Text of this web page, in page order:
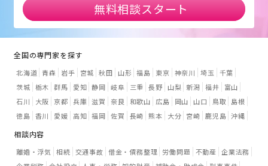
無料相談スタート
全国の専門家を探す
北海道 青森 岩手 宮城 秋田 山形 福島 東京 神奈川 埼玉
千葉
茨城 栃木 群馬 愛知 静岡 岐阜 三重 長野 山梨 新潟 福井
富山
石川
大阪 京都 兵庫 滋賀 奈良 和歌山 広島 岡山 山口 鳥取
島根
徳島 香川 愛媛 高知 福岡 佐賀 長崎 熊本 大分 宮崎 鹿児島 沖縄
相談内容
離婚・浮気 相続 交通事故 借金・債務整理 労働問題 不動産 企業法務